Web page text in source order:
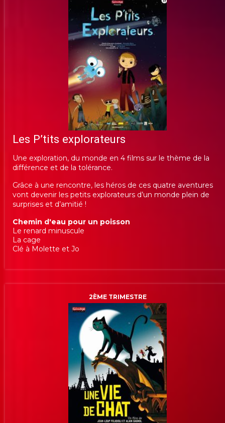
Les P’tits explorateurs
Une exploration, du monde en 4 films sur le thème de la
différence et de la tolérance.
Grâce à une rencontre, les héros de ces quatre aventures
vont devenir les petits explorateurs d’un monde plein de
surprises et d’amitié !
Chemin d'eau pour un poisson
Le renard minuscule
La cage
Clé à Molette et Jo
2ÈME TRIMESTRE